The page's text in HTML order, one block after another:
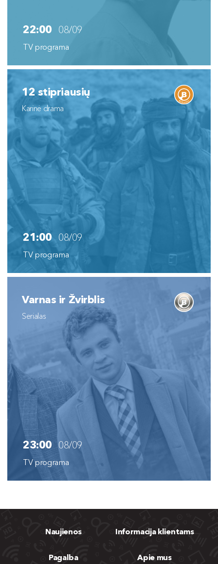
22:00 08/09
TV programa
21:00 08/09
12 stipriausių
Karinė drama
TV programa
23:00 08/09
Varnas ir Žvirblis
Serialas
TV programa
Naujienos Informacija klientams
Pagalba Apie mus